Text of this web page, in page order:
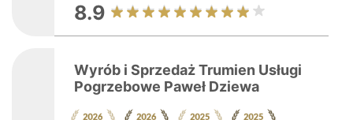
8.9
Wyrób i Sprzedaż Trumien Usługi
Pogrzebowe Paweł Dziewa